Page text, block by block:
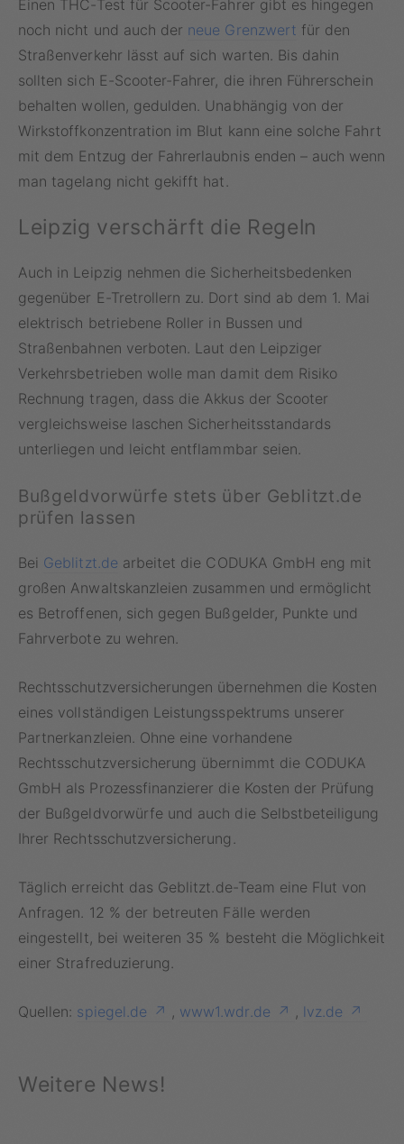
Einen THC-Test für Scooter-Fahrer gibt es hingegen
noch nicht und auch der neue Grenzwert für den
Straßenverkehr lässt auf sich warten. Bis dahin
sollten sich E-Scooter-Fahrer, die ihren Führerschein
behalten wollen, gedulden. Unabhängig von der
Wirkstoffkonzentration im Blut kann eine solche Fahrt
mit dem Entzug der Fahrerlaubnis enden – auch wenn
man tagelang nicht gekifft hat.
Leipzig verschärft die Regeln
Auch in Leipzig nehmen die Sicherheitsbedenken
gegenüber E-Tretrollern zu. Dort sind ab dem 1. Mai
elektrisch betriebene Roller in Bussen und
Straßenbahnen verboten. Laut den Leipziger
Verkehrsbetrieben wolle man damit dem Risiko
Rechnung tragen, dass die Akkus der Scooter
vergleichsweise laschen Sicherheitsstandards
unterliegen und leicht entflammbar seien.
Bußgeldvorwürfe stets über Geblitzt.de
prüfen lassen
Bei Geblitzt.de arbeitet die CODUKA GmbH eng mit
großen Anwaltskanzleien zusammen und ermöglicht
es Betroffenen, sich gegen Bußgelder, Punkte und
Fahrverbote zu wehren.
Rechtsschutzversicherungen übernehmen die Kosten
eines vollständigen Leistungsspektrums unserer
Partnerkanzleien. Ohne eine vorhandene
Rechtsschutzversicherung übernimmt die CODUKA
GmbH als Prozessfinanzierer die Kosten der Prüfung
der Bußgeldvorwürfe und auch die Selbstbeteiligung
Ihrer Rechtsschutzversicherung.
Täglich erreicht das Geblitzt.de-Team eine Flut von
Anfragen. 12 % der betreuten Fälle werden
eingestellt, bei weiteren 35 % besteht die Möglichkeit
einer Strafreduzierung.
Quellen: spiegel.de , www1.wdr.de , lvz.de
Weitere News!